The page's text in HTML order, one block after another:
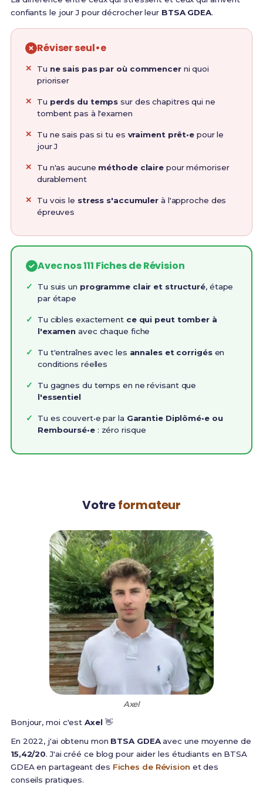
confiants le jour J pour décrocher leur BTSA GDEA.
Réviser seul•e
Tu ne sais pas par où commencerni quoi
prioriser
Tu perds du temps sur des chapitres qui ne
tombent pas à l'examen
Tu ne sais pas si tu es vraiment prêt•e pour le
jour J
Tu n'as aucune méthode claire pour mémoriser
durablement
Tu vois le stress s'accumuler à l'approche des
épreuves
Avec nos 111 Fiches de Révision
Tu suis un programme clair et structuré, étape
par étape
Tu cibles exactement ce qui peut tomber à
l'examen avec chaque fiche
Tu t'entraînes avec les annales et corrigésen
conditions réelles
Tu gagnes du temps en ne révisant que
l'essentiel
Tu es couvert•e par la Garantie Diplômé•e ou
Remboursé•e: zéro risque
Votreformateur
Axel
Bonjour, moi c'estAxel👋
En 2022, j'ai obtenu mon BTSA GDEAavec une moyenne de
15,42/20. J'ai créé ce blog pour aider les étudiants en BTSA
GDEA en partageant des Fiches de Révision et des
conseils pratiques.